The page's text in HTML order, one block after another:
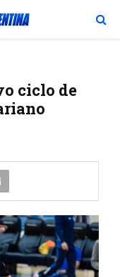
ciclo de